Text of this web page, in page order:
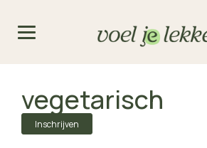
vegetarisch
Inschrijven